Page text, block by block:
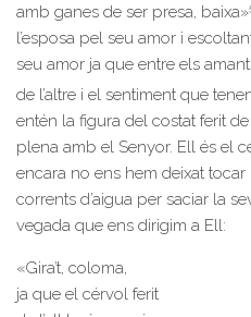
amb ganes de ser presa, baixa»
l’esposa pel seu amor i
seu amor ja que entre els
de l’altre i el sentiment que
entén la figura del costat ferit
plena amb el Senyor. Ell és el
encara no ens hem deixat
corrents d’aigua per saciar la
vegada que ens dirigim a Ell:
«Gira’t, coloma,
ja que el cérvol ferit